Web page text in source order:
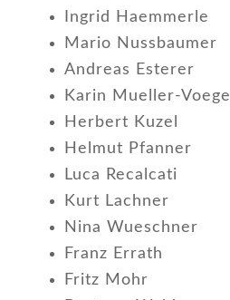
Ingrid Haemmerle
Mario Nussbaumer
Andreas Esterer
Karin Mueller-Voegel
Herbert Kuzel
Helmut Pfanner
Luca Recalcati
Kurt Lachner
Nina Wueschner
Franz Errath
Fritz Mohr